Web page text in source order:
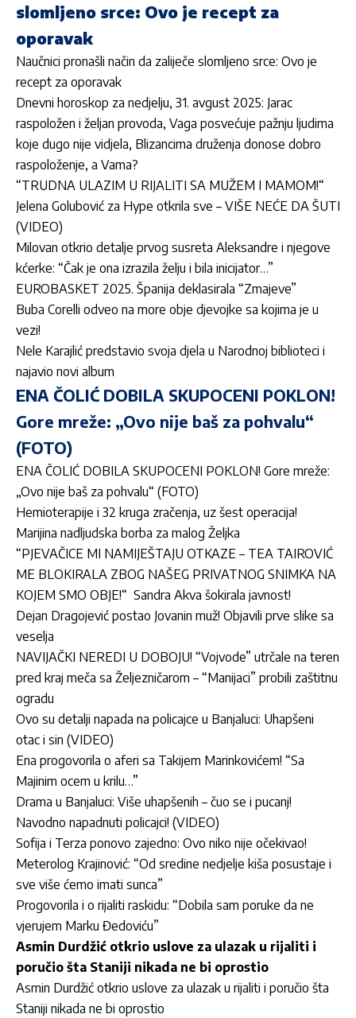
slomljeno srce: Ovo je recept za
oporavak
Naučnici pronašli način da zaliječe slomljeno srce: Ovo je
recept za oporavak
Dnevni horoskop za nedjelju, 31. avgust 2025: Jarac
raspoložen i željan provoda, Vaga posvećuje pažnju ljudima
koje dugo nije vidjela, Blizancima druženja donose dobro
raspoloženje, a Vama?
“TRUDNA ULAZIM U RIJALITI SA MUŽEM I MAMOM!“
Jelena Golubović za Hype otkrila sve – VIŠE NEĆE DA ŠUTI
(VIDEO)
Milovan otkrio detalje prvog susreta Aleksandre i njegove
kćerke: “Čak je ona izrazila želju i bila inicijator…”
EUROBASKET 2025. Španija deklasirala “Zmajeve”
Buba Corelli odveo na more obje djevojke sa kojima je u
vezi!
Nele Karajlić predstavio svoja djela u Narodnoj biblioteci i
najavio novi album
ENA ČOLIĆ DOBILA SKUPOCENI POKLON!
Gore mreže: „Ovo nije baš za pohvalu“
(FOTO)
ENA ČOLIĆ DOBILA SKUPOCENI POKLON! Gore mreže:
„Ovo nije baš za pohvalu“ (FOTO)
Hemioterapije i 32 kruga zračenja, uz šest operacija!
Marijina nadljudska borba za malog Željka
“PJEVAČICE MI NAMIJEŠTAJU OTKAZE – TEA TAIROVIĆ
ME BLOKIRALA ZBOG NAŠEG PRIVATNOG SNIMKA NA
KOJEM SMO OBJE!“ Sandra Akva šokirala javnost!
Dejan Dragojević postao Jovanin muž! Objavili prve slike sa
veselja
NAVIJAČKI NEREDI U DOBOJU! “Vojvode” utrčale na teren
pred kraj meča sa Željezničarom – “Manijaci” probili zaštitnu
ogradu
Ovo su detalji napada na policajce u Banjaluci: Uhapšeni
otac i sin (VIDEO)
Ena progovorila o aferi sa Takijem Marinkovićem! “Sa
Majinim ocem u krilu…”
Drama u Banjaluci: Više uhapšenih – čuo se i pucanj!
Navodno napadnuti policajci! (VIDEO)
Sofija i Terza ponovo zajedno: Ovo niko nije očekivao!
Meterolog Krajinović: “Od sredine nedjelje kiša posustaje i
sve više ćemo imati sunca”
Progovorila i o rijaliti raskidu: “Dobila sam poruke da ne
vjerujem Marku Đedoviću”
Asmin Durdžić otkrio uslove za ulazak u rijaliti i
poručio šta Staniji nikada ne bi oprostio
Asmin Durdžić otkrio uslove za ulazak u rijaliti i poručio šta
Staniji nikada ne bi oprostio